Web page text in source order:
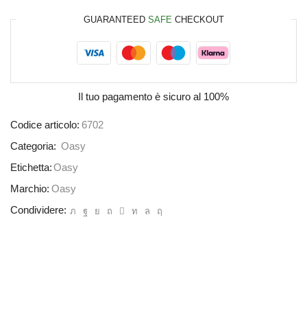
GUARANTEED SAFE CHECKOUT
Il tuo pagamento è sicuro al 100%
Codice articolo: 6702
Categoria: Oasy
Etichetta:Oasy
Marchio: Oasy
Condividere: